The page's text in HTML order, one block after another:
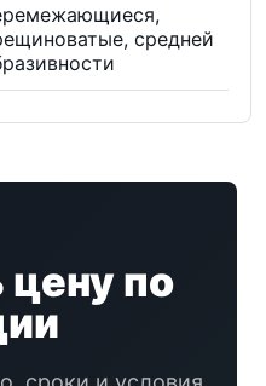
средней
по